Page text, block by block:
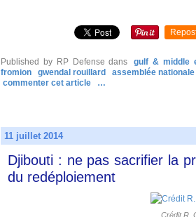
Published by RP Defense dans gulf & middle
fromion
gwendal rouillard assemblée nationale
commenter cet article
…
11 juillet 2014
Djibouti : ne pas sacrifier la
du redéploiement
Crédit R.